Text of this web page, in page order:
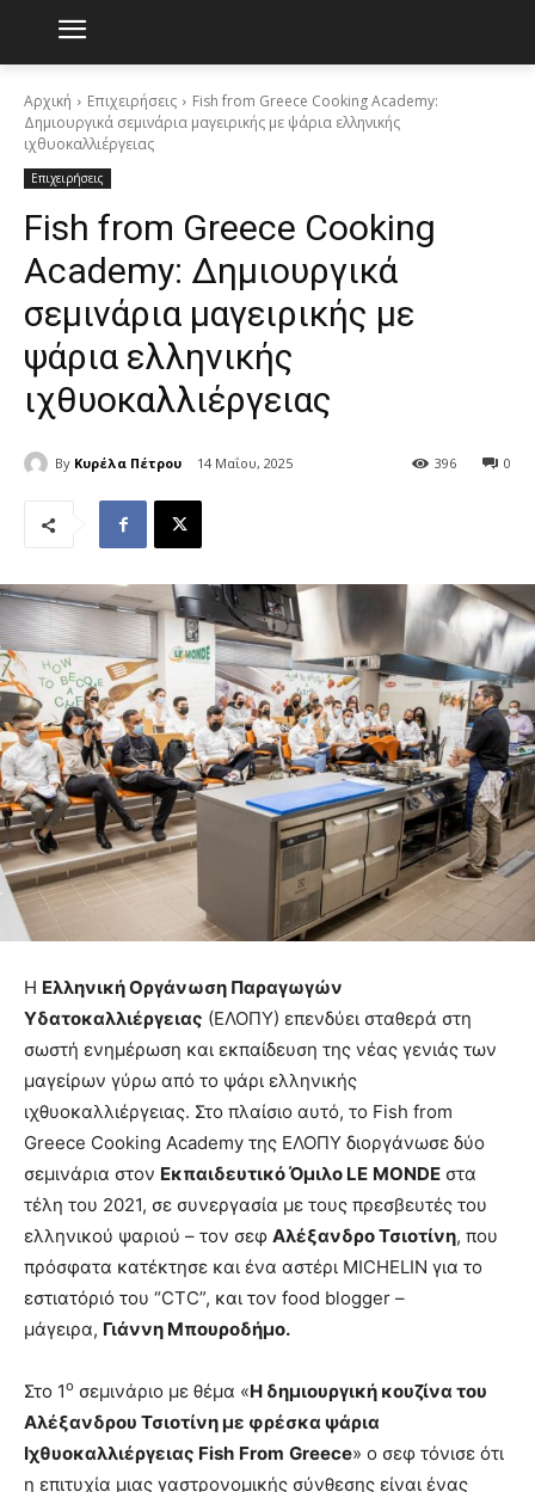
Αρχική Επιχειρήσεις
Fish from Greece Cooking Academy:
Δημιουργικά σεμινάρια μαγειρικής με ψάρια ελληνικής
ιχθυοκαλλιέργειας
Επιχειρήσεις
Fish from Greece Cooking
Academy: Δημιουργικά
σεμινάρια μαγειρικής με
ψάρια ελληνικής
ιχθυοκαλλιέργειας
By Kυρέλα Πέτρου 14 Μαΐου, 2025 0
396
Η Ελληνική Οργάνωση Παραγωγών
Υδατοκαλλιέργειας (ΕΛΟΠΥ) επενδύει σταθερά στη
σωστή ενημέρωση και εκπαίδευση της νέας γενιάς των
μαγείρων γύρω από το ψάρι ελληνικής
ιχθυοκαλλιέργειας. Στο πλαίσιο αυτό, το Fish from
Greece Cooking Academy της ΕΛΟΠΥ διοργάνωσε δύο
σεμινάρια στον Εκπαιδευτικό Όμιλο LE MONDΕ στα
τέλη του 2021, σε συνεργασία με τους πρεσβευτές του
ελληνικού ψαριού – τον σεφ Αλέξανδρο Τσιοτίνη, που
πρόσφατα κατέκτησε και ένα αστέρι MICHELIN για το
εστιατόριό του “CTC”, και τον food blogger –
μάγειρα, Γιάννη Μπουροδήμο.
Στο 1ο σεμινάριο με θέμα «Η δημιουργική κουζίνα του
Αλέξανδρου Τσιοτίνη με φρέσκα ψάρια
Ιχθυοκαλλιέργειας Fish From Greece» ο σεφ τόνισε ότι
η επιτυχία μιας γαστρονομικής σύνθεσης είναι ένας